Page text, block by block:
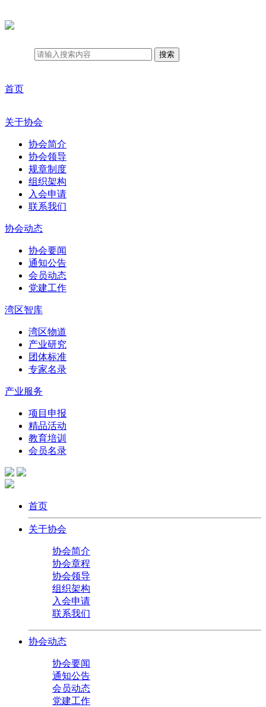
搜索
首页
关于协会
协会简介
协会领导
规章制度
组织架构
入会申请
联系我们
协会动态
协会要闻
通知公告
会员动态
党建工作
湾区智库
湾区物道
产业研究
团体标准
专家名录
产业服务
项目申报
精品活动
教育培训
会员名录
首页
关于协会
协会简介
协会章程
协会领导
组织架构
入会申请
联系我们
协会动态
协会要闻
通知公告
会员动态
党建工作